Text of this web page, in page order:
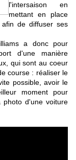
l'intersaison en
mettant en place
de diffuser ses
a donc pour
d'une manière
qui sont au coeur
course : réaliser le
possible, avoir le
moment pour
d'une voiture